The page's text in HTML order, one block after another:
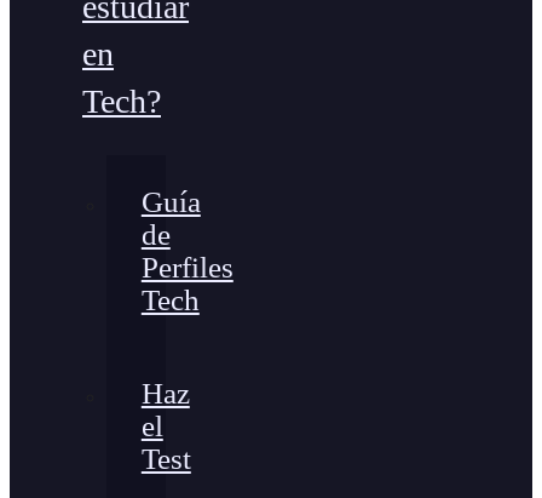
en
Tech?
Guía
de
Perfiles
Tech
Haz
el
Test